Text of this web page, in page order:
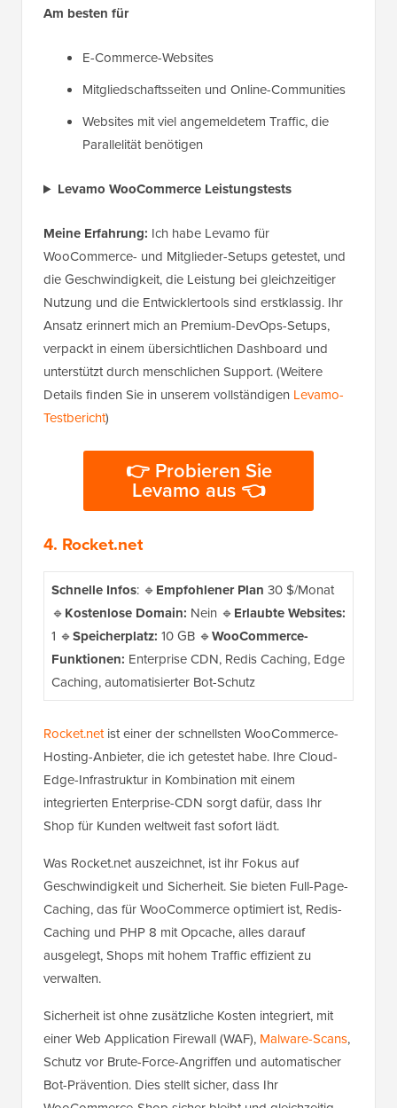
Am besten für
E-Commerce-Websites
Mitgliedschaftsseiten und Online-Communities
Websites mit viel angemeldetem Traffic, die
Parallelität benötigen
Levamo WooCommerce Leistungstests
Meine Erfahrung: Ich habe Levamo für
WooCommerce- und Mitglieder-Setups getestet, und
die Geschwindigkeit, die Leistung bei gleichzeitiger
Nutzung und die Entwicklertools sind erstklassig. Ihr
Ansatz erinnert mich an Premium-DevOps-Setups,
verpackt in einem übersichtlichen Dashboard und
unterstützt durch menschlichen Support. (Weitere
Details finden Sie in unserem vollständigen Levamo-
Testbericht)
👉 Probieren Sie
Levamo aus 👈
4. Rocket.net
Schnelle Infos: 🔹Empfohlener Plan 30 $/Monat
🔹Kostenlose Domain: Nein 🔹Erlaubte Websites:
1 🔹Speicherplatz: 10 GB 🔹WooCommerce-
Funktionen: Enterprise CDN, Redis Caching, Edge
Caching, automatisierter Bot-Schutz
Rocket.netist einer der schnellsten WooCommerce-
Hosting-Anbieter, die ich getestet habe. Ihre Cloud-
Edge-Infrastruktur in Kombination mit einem
integrierten Enterprise-CDN sorgt dafür, dass Ihr
Shop für Kunden weltweit fast sofort lädt.
Was Rocket.net auszeichnet, ist ihr Fokus auf
Geschwindigkeit und Sicherheit. Sie bieten Full-Page-
Caching, das für WooCommerce optimiert ist, Redis-
Caching und PHP 8 mit Opcache, alles darauf
ausgelegt, Shops mit hohem Traffic effizient zu
verwalten.
Sicherheit ist ohne zusätzliche Kosten integriert, mit
einer Web Application Firewall (WAF), Malware-Scans,
Schutz vor Brute-Force-Angriffen und automatischer
Bot-Prävention. Dies stellt sicher, dass Ihr